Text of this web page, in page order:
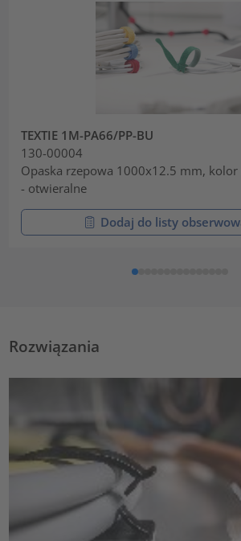
TEXTIE 1M-PA66/PP-BU
130-00004
Opaska rzepowa 1000x12.5 mm, kolor
- otwieralne
Dodaj do listy
Rozwiązania